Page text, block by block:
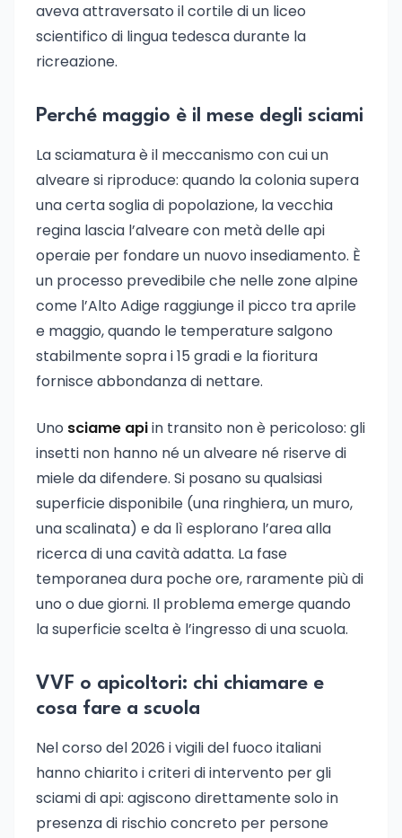
aveva attraversato il cortile di un liceo
scientifico di lingua tedesca durante la
ricreazione.
Perché maggio è il mese degli sciami
La sciamatura è il meccanismo con cui un
alveare si riproduce: quando la colonia supera
una certa soglia di popolazione, la vecchia
regina lascia l’alveare con metà delle api
operaie per fondare un nuovo insediamento. È
un processo prevedibile che nelle zone alpine
come l’Alto Adige raggiunge il picco tra aprile
e maggio, quando le temperature salgono
stabilmente sopra i 15 gradi e la fioritura
fornisce abbondanza di nettare.
Uno sciame apiin transito non è pericoloso: gli
insetti non hanno né un alveare né riserve di
miele da difendere. Si posano su qualsiasi
superficie disponibile (una ringhiera, un muro,
una scalinata) e da lì esplorano l’area alla
ricerca di una cavità adatta. La fase
temporanea dura poche ore, raramente più di
uno o due giorni. Il problema emerge quando
la superficie scelta è l’ingresso di una scuola.
VVF o apicoltori: chi chiamare e
cosa fare a scuola
Nel corso del 2026 i vigili del fuoco italiani
hanno chiarito i criteri di intervento per gli
sciami di api: agiscono direttamente solo in
presenza di rischio concreto per persone